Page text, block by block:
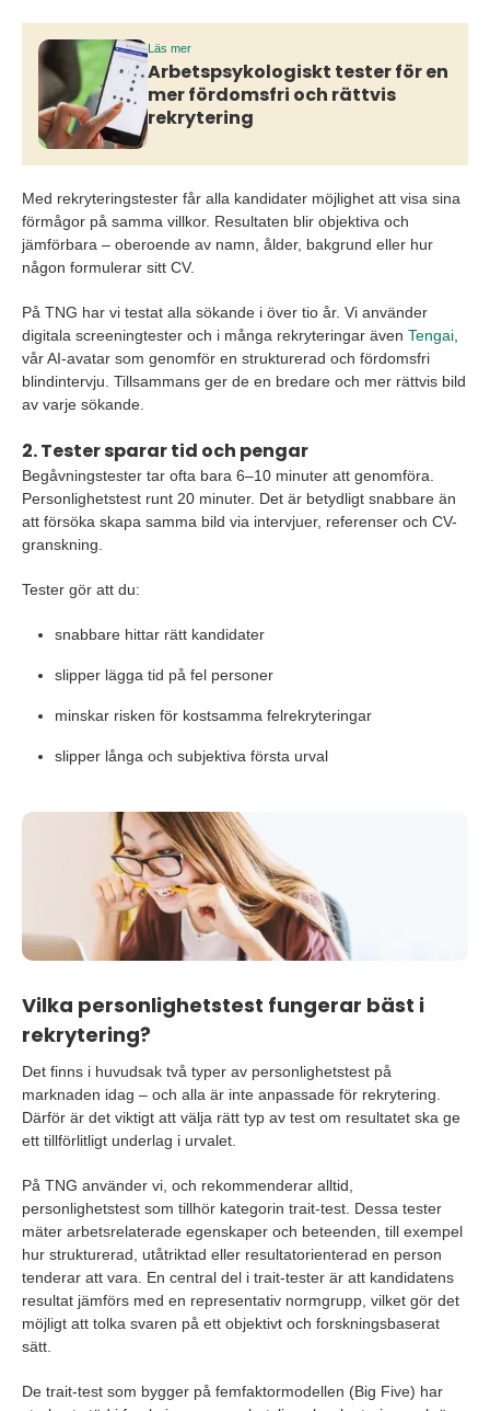
Läs mer
Arbetspsykologiskt tester för en
mer fördomsfri och rättvis
rekrytering
Med rekryteringstester får alla kandidater möjlighet att visa sina
förmågor på samma villkor. Resultaten blir objektiva och
jämförbara – oberoende av namn, ålder, bakgrund eller hur
någon formulerar sitt CV.
På TNG har vi testat alla sökande i över tio år. Vi använder
digitala screeningtester och i många rekryteringar även Tengai,
vår AI-avatar som genomför en strukturerad och fördomsfri
blindintervju. Tillsammans ger de en bredare och mer rättvis bild
av varje sökande.
2. Tester sparar tid och pengar
Begåvningstester tar ofta bara 6–10 minuter att genomföra.
Personlighetstest runt 20 minuter. Det är betydligt snabbare än
att försöka skapa samma bild via intervjuer, referenser och CV-
granskning.
Tester gör att du:
snabbare hittar rätt kandidater
slipper lägga tid på fel personer
minskar risken för kostsamma felrekryteringar
slipper långa och subjektiva första urval
Vilka personlighetstest fungerar bäst i
rekrytering?
Det finns i huvudsak två typer av personlighetstest på
marknaden idag – och alla är inte anpassade för rekrytering.
Därför är det viktigt att välja rätt typ av test om resultatet ska ge
ett tillförlitligt underlag i urvalet.
På TNG använder vi, och rekommenderar alltid,
personlighetstest som tillhör kategorin trait-test. Dessa tester
mäter arbetsrelaterade egenskaper och beteenden, till exempel
hur strukturerad, utåtriktad eller resultatorienterad en person
tenderar att vara. En central del i trait-tester är att kandidatens
resultat jämförs med en representativ normgrupp, vilket gör det
möjligt att tolka svaren på ett objektivt och forskningsbaserat
sätt.
De trait-test som bygger på femfaktormodellen (Big Five) har